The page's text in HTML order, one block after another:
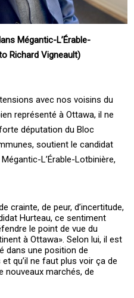
Mégantic-L’Érable-
Richard Vigneault)
avec nos voisins du
représenté à Ottawa, il ne
députation du Bloc
soutient le candidat
L’Érable-Lotbinière,
crainte, de peur, d’incertitude,
Hurteau, ce sentiment
le point de vue du
à Ottawa». Selon lui, il est
dans une position de
qu’il ne faut plus voir ça de
nouveaux marchés, de